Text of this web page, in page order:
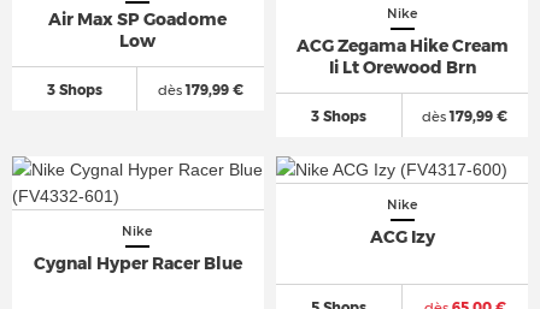
Air Max SP Goadome
Low
3 Shops dès179,99 €
Nike
ACG Zegama Hike Cream
Ii Lt Orewood Brn
3 Shops dès179,99 €
Nike
Cygnal Hyper Racer Blue
Nike
ACG Izy